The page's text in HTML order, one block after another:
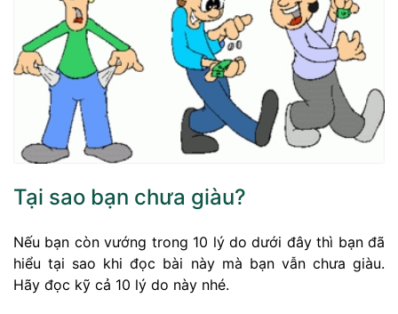
Tại sao bạn chưa giàu?
Nếu bạn còn vướng trong 10 lý do dưới đây thì bạn đã
hiểu tại sao khi đọc bài này mà bạn vẫn chưa giàu.
Hãy đọc kỹ cả 10 lý do này nhé.